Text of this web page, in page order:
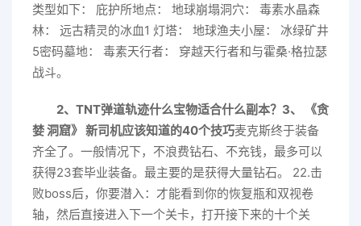
类型如下： 庇护所地点： 地球崩塌洞穴： 毒素水晶森
林： 远古精灵的冰血1 灯塔： 地球渔夫小屋： 冰绿矿井
5密码墓地： 毒素天行者： 穿越天行者和与霍桑·格拉瑟
战斗。
2、TNT弹道轨迹什么宝物适合什么副本？ 3、 《贪
婪 洞窟》 新司机应该知道的40个技巧麦克斯终于装备
齐全了。一般情况下，不浪费钻石、不充钱，最多可以
获得23套毕业装备。最主要的是获得大量钻石。 22.击
败boss后，你要潜入：才能看到你的恢复瓶和双视卷
轴，然后直接进入下一个关卡，打开接下来的十个关